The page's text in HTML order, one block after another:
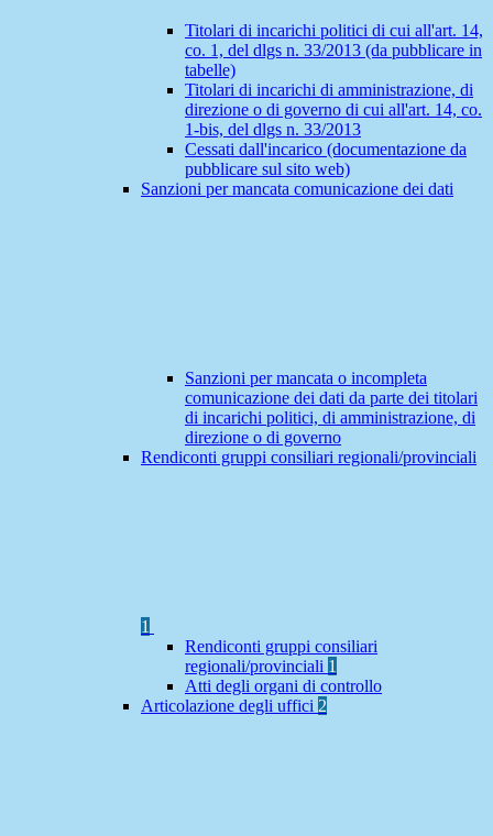
Titolari di incarichi politici di cui all'art. 14,
co. 1, del dlgs n. 33/2013 (da pubblicare in
tabelle)
Titolari di incarichi di amministrazione, di
direzione o di governo di cui all'art. 14, co.
1-bis, del dlgs n. 33/2013
Cessati dall'incarico (documentazione da
pubblicare sul sito web)
Sanzioni per mancata comunicazione dei dati
Sanzioni per mancata o incompleta
comunicazione dei dati da parte dei titolari
di incarichi politici, di amministrazione, di
direzione o di governo
Rendiconti gruppi consiliari regionali/provinciali
1
Rendiconti gruppi consiliari
regionali/provinciali 1
Atti degli organi di controllo
Articolazione degli uffici 2